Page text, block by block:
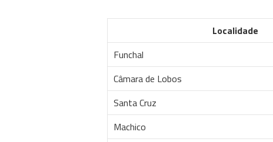
Localidade
Funchal
Câmara de Lobos
Santa Cruz
Machico